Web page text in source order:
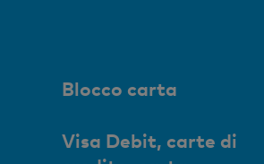
Blocco carta
Visa Debit, carte di